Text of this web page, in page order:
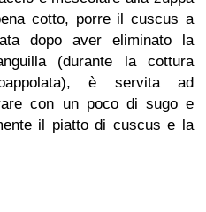
cotto, porre il cuscus a
dopo aver eliminato la
(durante la cottura
è servita ad
con un poco di sugo e
il piatto di cuscus e la